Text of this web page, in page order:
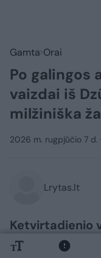
Gamta Orai
Po galingos
vaizdai iš
milžiniška
2026 m. rugpjūčio 7 d.
Lrytas.lt
Ketvirtadienio
padarė daug